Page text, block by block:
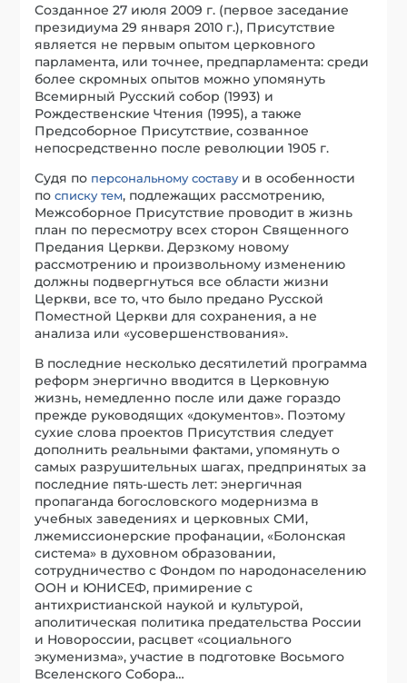
Созданное 27 июля 2009 г. (первое заседание
президиума 29 января 2010 г.), Присутствие
является не первым опытом церковного
парламента, или точнее, предпарламента: среди
более скромных опытов можно упомянуть
Всемирный Русский собор (1993) и
Рождественские Чтения (1995), а также
Предсоборное Присутствие, созванное
непосредственно после революции 1905 г.
Судя по персональному составуи в особенности
посписку тем, подлежащих рассмотрению,
Межсоборное Присутствие проводит в жизнь
план по пересмотру всех сторон Священного
Предания Церкви. Дерзкому новому
рассмотрению и произвольному изменению
должны подвергнуться все области жизни
Церкви, все то, что было предано Русской
Поместной Церкви для сохранения, а не
анализа или «усовершенствования».
В последние несколько десятилетий программа
реформ энергично вводится в Церковную
жизнь, немедленно после или даже гораздо
прежде руководящих «документов». Поэтому
сухие слова проектов Присутствия следует
дополнить реальными фактами, упомянуть о
самых разрушительных шагах, предпринятых за
последние пять-шесть лет: энергичная
пропаганда богословского модернизма в
учебных заведениях и церковных СМИ,
лжемиссионерские профанации, «Болонская
система» в духовном образовании,
сотрудничество с Фондом по народонаселению
ООН и ЮНИСЕФ, примирение с
антихристианской наукой и культурой,
аполитическая политика предательства России
и Новороссии, расцвет «социального
экуменизма», участие в подготовке Восьмого
Вселенского Собора…